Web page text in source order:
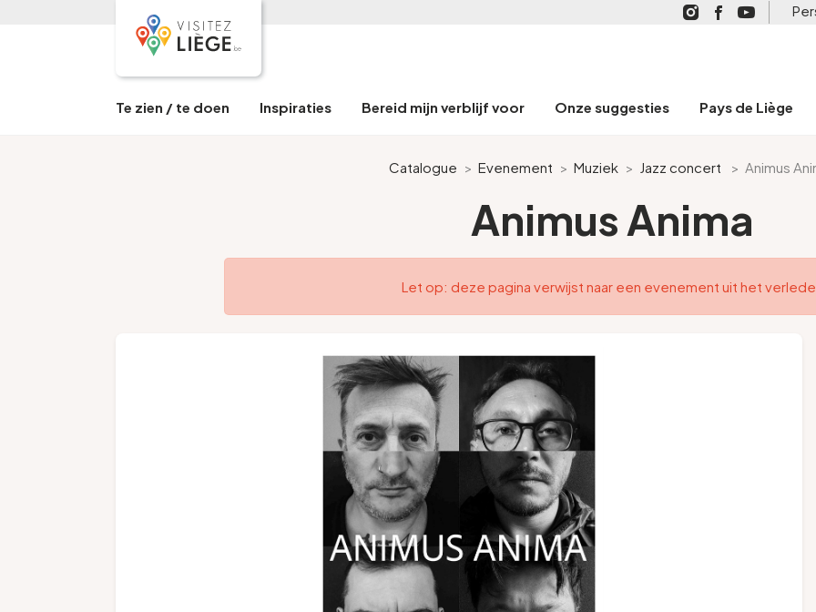
Te zien / te doen Inspiraties Bereid mijn verblijf voor Onze suggesties Pays de Liège
Catalogue > Evenement > Muziek > Jazz concert > Animus
Animus Anima
Let op: deze pagina verwijst naar een evenement uit het